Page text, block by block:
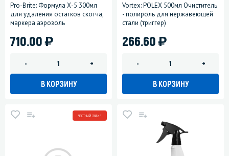
Pro-Brite: Формула Х-5 300мл
для удаления остатков скотча,
маркера аэрозоль
710.00)
- +
В КОРЗИНУ
Vortex: POLEX 500мл Очиститель
- полироль для нержавеющей
стали (триггер)
266.60)
- +
В КОРЗИНУ
ЧЕСТНЫЙ ЗНАК *